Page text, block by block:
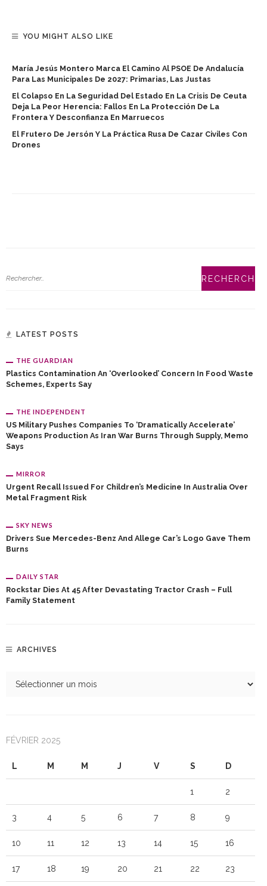
YOU MIGHT ALSO LIKE
María Jesús Montero Marca El Camino Al PSOE De Andalucía
Para Las Municipales De 2027: Primarias, Las Justas
El Colapso En La Seguridad Del Estado En La Crisis De Ceuta
Deja La Peor Herencia: Fallos En La Protección De La
Frontera Y Desconfianza En Marruecos
El Frutero De Jersón Y La Práctica Rusa De Cazar Civiles Con
Drones
LATEST POSTS
THE GUARDIAN
Plastics Contamination An ‘overlooked’ Concern In Food Waste
Schemes, Experts Say
THE INDEPENDENT
US Military Pushes Companies To ‘dramatically Accelerate’
Weapons Production As Iran War Burns Through Supply, Memo
Says
MIRROR
Urgent Recall Issued For Children’s Medicine In Australia Over
Metal Fragment Risk
SKY NEWS
Drivers Sue Mercedes-Benz And Allege Car’s Logo Gave Them
Burns
DAILY STAR
Rockstar Dies At 45 After Devastating Tractor Crash – Full
Family Statement
ARCHIVES
FÉVRIER 2025
L M M J V S D
1 2
3 4 5 6 7 8 9
10 11 12 13 14 15 16
17 18 19 20 21 22 23